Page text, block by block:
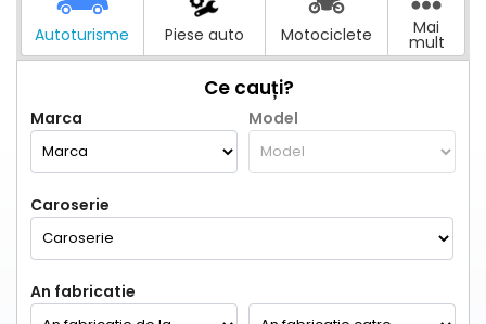
Autoturisme Piese auto Motociclete Mai
mult
Ce cauți?
Marca Model
Caroserie
An fabricatie